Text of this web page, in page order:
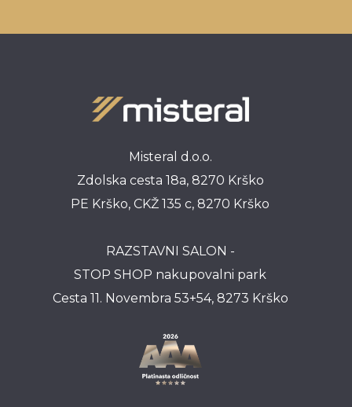
Misteral d.o.o.
Zdolska cesta 18a, 8270 Krško
PE Krško, CKŽ 135 c, 8270 Krško
RAZSTAVNI SALON -
STOP SHOP nakupovalni park
Cesta 11. Novembra 53+54, 8273 Krško